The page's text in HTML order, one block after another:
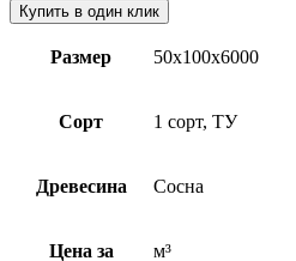
Купить в один клик
Размер 50х100х6000
Сорт 1 сорт, ТУ
Древесина Сосна
Цена за м³